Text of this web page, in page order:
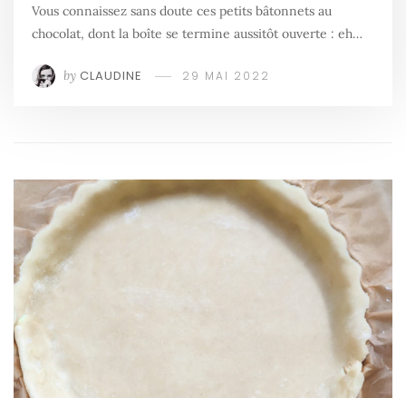
Vous connaissez sans doute ces petits bâtonnets au
chocolat, dont la boîte se termine aussitôt ouverte : eh…
by CLAUDINE 29 MAI 2022